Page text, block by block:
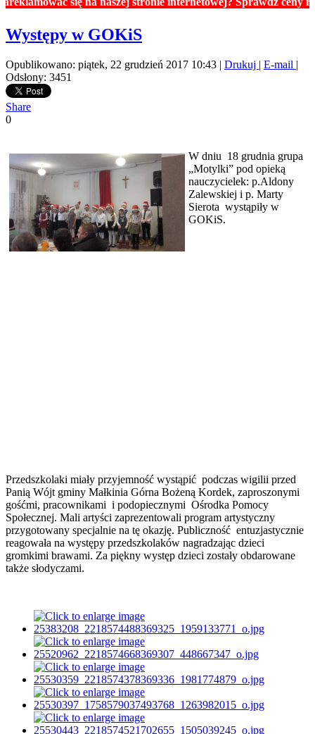
Występy w GOKiS
Opublikowano: piątek, 22 grudzień 2017 10:43 | Drukuj | E-mail |
Odsłony: 3451
Share
0
W dniu 18 grudnia grupa
„Motylki” pod opieką
nauczycielek: p.Aldony
Zalewskiej i p. Marty
Sierota wystąpiły w
GOKiS.
Przedszkolaki miały przyjemność wystąpić podczas wigilii przed
Panią Wójt gminy Małkinia Górna Bożeną Kordek, zaproszonymi
gośćmi, pracownikami i podopiecznymi Ośrodka Pomocy
Społecznej. Mali artyści zaprezentowali program artystyczny
przygotowany specjalnie na tę okazję. Publiczność entuzjastycznie
reagowała na występy przedszkolaków nagradzając dzieci
gromkimi brawami. Za piękny występ dzieci zostały obdarowane
także słodyczami.